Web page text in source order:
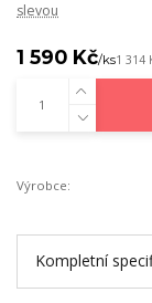
slevou
1 590 Kč/ks1 314
Výrobce:
Kompletní